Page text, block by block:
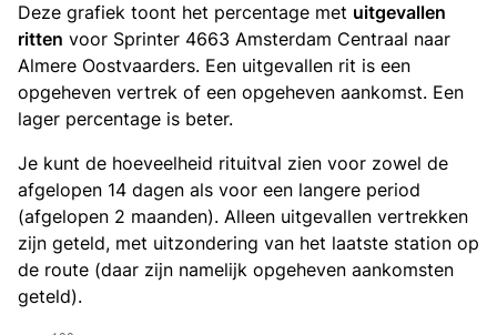
Deze grafiek toont het percentage met uitgevallen
ritten voor Sprinter 4663 Amsterdam Centraal naar
Almere Oostvaarders. Een uitgevallen rit is een
opgeheven vertrek of een opgeheven aankomst. Een
lager percentage is beter.
Je kunt de hoeveelheid rituitval zien voor zowel de
afgelopen 14 dagen als voor een langere period
(afgelopen 2 maanden). Alleen uitgevallen vertrekken
zijn geteld, met uitzondering van het laatste station op
de route (daar zijn namelijk opgeheven aankomsten
geteld).